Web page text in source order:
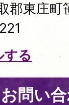
郡東庄町
する
問い